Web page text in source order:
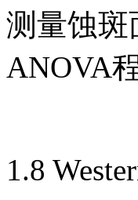
测量蚀斑
ANOVA
1.8